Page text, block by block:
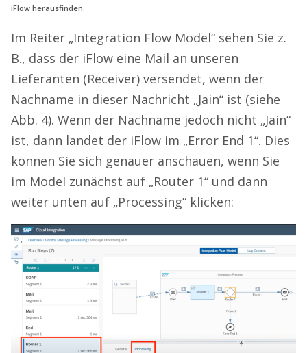
iFlow herausfinden.
Im Reiter „Integration Flow Model“ sehen Sie z.
B., dass der iFlow eine Mail an unseren
Lieferanten (Receiver) versendet, wenn der
Nachname in dieser Nachricht „Jain“ ist (siehe
Abb. 4). Wenn der Nachname jedoch nicht „Jain“
ist, dann landet der iFlow im „Error End 1“. Dies
können Sie sich genauer anschauen, wenn Sie
im Model zunächst auf „Router 1“ und dann
weiter unten auf „Processing“ klicken: